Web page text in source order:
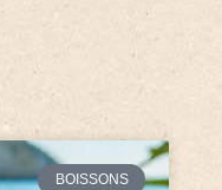
BOISSONS